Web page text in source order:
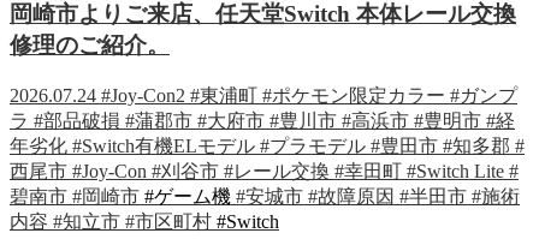
岡崎市よりご来店、任天堂Switch 本体レール交換
修理のご紹介。
2026.07.24 #Joy-Con2 #東浦町 #ポケモン限定カラー #ガンプ
ラ #部品破損 #蒲郡市 #大府市 #豊川市 #高浜市 #豊明市 #経
年劣化 #Switch有機ELモデル #プラモデル #豊田市 #知多郡 #
西尾市 #Joy-Con #刈谷市 #レール交換 #幸田町 #Switch Lite #
碧南市 #岡崎市 #ゲーム機 #安城市 #故障原因 #半田市 #施術
内容 #知立市 #市区町村 #Switch